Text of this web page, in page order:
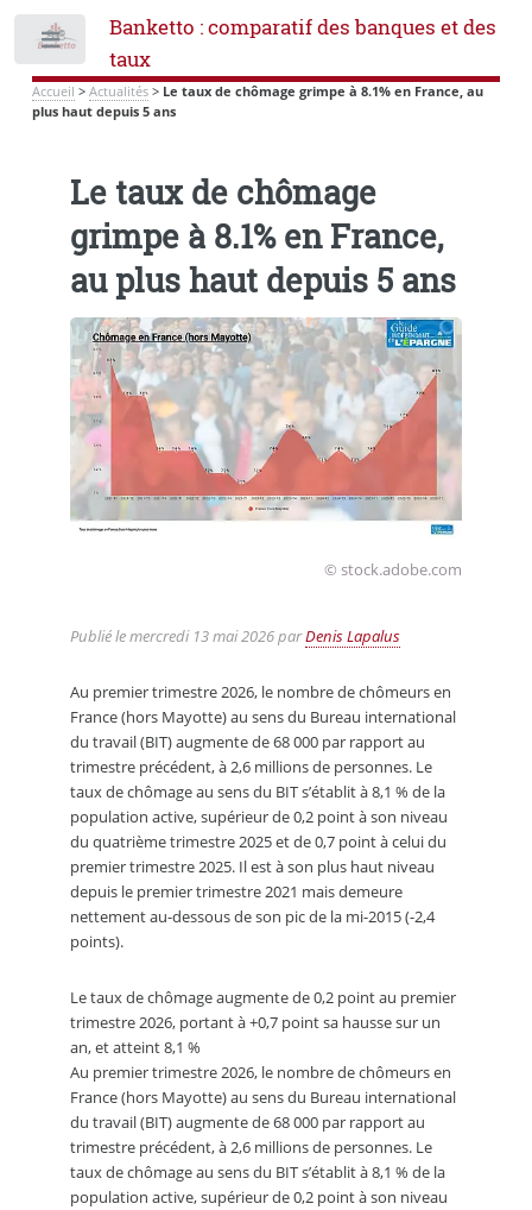
Banketto : comparatif des banques et des
taux
Accueil > Actualités> Le taux de chômage grimpe à 8.1% en France, au
plus haut depuis 5 ans
Le taux de chômage
grimpe à 8.1% en France,
au plus haut depuis 5 ans
© stock.adobe.com
Publié lemercredi 13 mai 2026parDenis Lapalus
Au premier trimestre 2026, le nombre de chômeurs en
France (hors Mayotte) au sens du Bureau international
du travail (BIT) augmente de 68 000 par rapport au
trimestre précédent, à 2,6 millions de personnes. Le
taux de chômage au sens du BIT s’établit à 8,1 % de la
population active, supérieur de 0,2 point à son niveau
du quatrième trimestre 2025 et de 0,7 point à celui du
premier trimestre 2025. Il est à son plus haut niveau
depuis le premier trimestre 2021 mais demeure
nettement au-dessous de son pic de la mi-2015 (-2,4
points).
Le taux de chômage augmente de 0,2 point au premier
trimestre 2026, portant à +0,7 point sa hausse sur un
an, et atteint 8,1 %
Au premier trimestre 2026, le nombre de chômeurs en
France (hors Mayotte) au sens du Bureau international
du travail (BIT) augmente de 68 000 par rapport au
trimestre précédent, à 2,6 millions de personnes. Le
taux de chômage au sens du BIT s’établit à 8,1 % de la
population active, supérieur de 0,2 point à son niveau